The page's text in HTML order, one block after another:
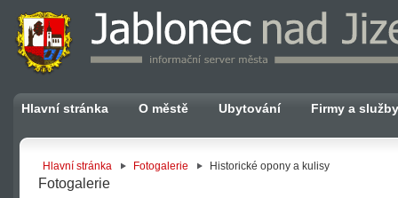
Hlavní stránka O městě Ubytování Firmy a služby
Hlavní stránka Fotogalerie Historické opony a kulisy
Fotogalerie